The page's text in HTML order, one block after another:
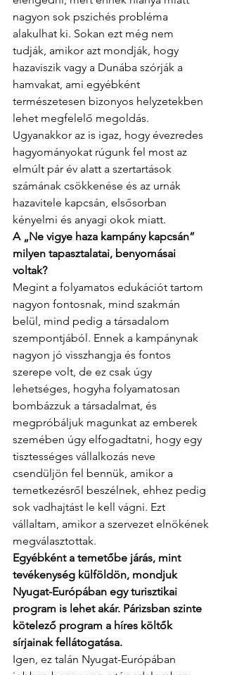
nagyon sok pszichés probléma
alakulhat ki. Sokan ezt még nem
tudják, amikor azt mondják, hogy
hazaviszik vagy a Dunába szórják a
hamvakat, ami egyébként
természetesen bizonyos helyzetekben
lehet megfelelő megoldás.
Ugyanakkor az is igaz, hogy évezredes
hagyományokat rúgunk fel most az
elmúlt pár év alatt a szertartások
számának csökkenése és az urnák
hazavitele kapcsán, elsősorban
kényelmi és anyagi okok miatt.
A „Ne vigye haza kampány kapcsán”
milyen tapasztalatai, benyomásai
voltak?
Megint a folyamatos edukációt tartom
nagyon fontosnak, mind szakmán
belül, mind pedig a társadalom
szempontjából. Ennek a kampánynak
nagyon jó visszhangja és fontos
szerepe volt, de ez csak úgy
lehetséges, hogyha folyamatosan
bombázzuk a társadalmat, és
megpróbáljuk magunkat az emberek
szemében úgy elfogadtatni, hogy egy
tisztességes vállalkozás neve
csendüljön fel bennük, amikor a
temetkezésről beszélnek, ehhez pedig
sok vadhajtást le kell vágni. Ezt
vállaltam, amikor a szervezet elnökének
megválasztottak.
Egyébként a temetőbe járás, mint
tevékenység külföldön, mondjuk
Nyugat-Európában egy turisztikai
program is lehet akár. Párizsban szinte
kötelező program a híres költők
sírjainak fellátogatása.
Igen, ez talán Nyugat-Európában